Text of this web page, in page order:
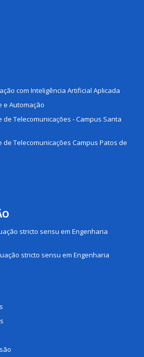
com Inteligência Artificial Aplicada
e Automação
de Telecomunicações - Campus Santa
de Telecomunicações Campus Patos de
stricto sensu em Engenharia
stricto sensu em Engenharia